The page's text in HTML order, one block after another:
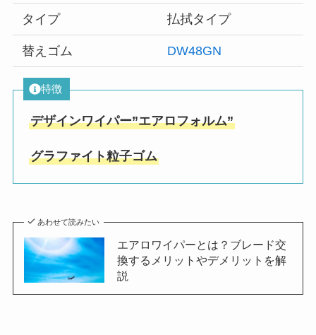
タイプ 払拭タイプ
替えゴム DW48GN
特徴
デザインワイパー”エアロフォルム”
グラファイト粒子ゴム
あわせて読みたい
エアロワイパーとは？ブレード交
換するメリットやデメリットを解
説